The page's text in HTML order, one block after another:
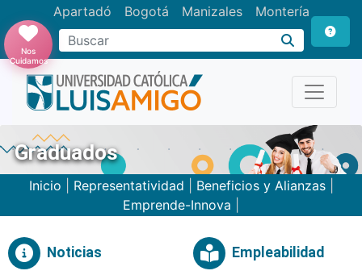
Apartadó Bogotá Manizales Montería
Buscar
Nos
Cuidamos
Graduados
Inicio Representatividad Beneficios y Alianzas|
Emprende-Innova
Noticias Empleabilidad